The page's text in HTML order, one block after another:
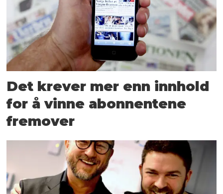
Det krever mer enn innhold
for å vinne abonnentene
fremover